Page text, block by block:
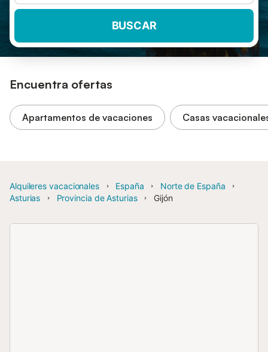
BUSCAR
Encuentra ofertas
Apartamentos de vacaciones Casas
Alquileres vacacionales España
Norte de España
Asturias
Provincia de Asturias Gijón